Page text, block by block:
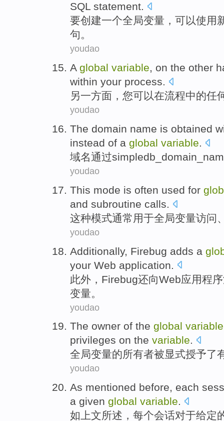
SQL statement.
要创建一个全局变量 ， 可以使用
句。
youdao
A global variable, on the other
within your process.
另一方面， 您可以在流程中的任
youdao
The domain name is obtained
instead of a global variable.
域名通过
youdao
This mode is often used for
and subroutine calls.
这种模式通常 用于全局变量访问
youdao
Additionally, Firebug adds a
your Web application
此外 ， Firebug还向Web应用程序
变量 。
youdao
The owner of the global variable
privileges on the variable.
全局变量的所有者被显式授予了
youdao
As mentioned before, each
a given global variable.
如 上文所述 ， 每个会话对于给定